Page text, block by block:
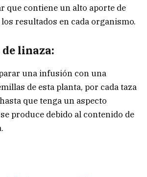
que contiene un alto aporte de
resultados en cada organismo.
linaza:
una infusión con una
de esta planta, por cada taza
que tenga un aspecto
produce debido al contenido de